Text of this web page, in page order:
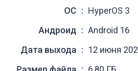
ОС
HyperOS 3
Андроид
Android 16
Дата выхода
12 июня